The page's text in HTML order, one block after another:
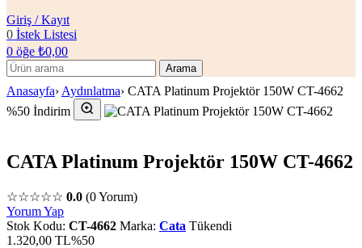
Giriş / Kayıt
0 İstek Listesi
0 öğe ₺0,00
Arama
Anasayfa› Aydınlatma› CATA Platinum Projektör 150W CT-4662
%50 İndirim
CATA Platinum Projektör 150W CT-4662
☆☆☆☆☆ 0.0 (0 Yorum)
Yorum Yap
Stok Kodu: CT-4662 Marka: Cata Tükendi
1.320,00 TL%50